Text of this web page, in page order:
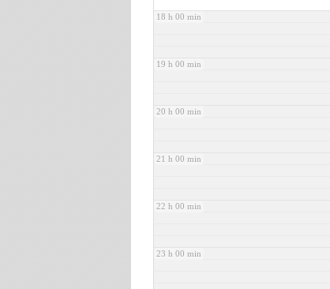
18 h 00 min
19 h 00 min
20 h 00 min
21 h 00 min
22 h 00 min
23 h 00 min